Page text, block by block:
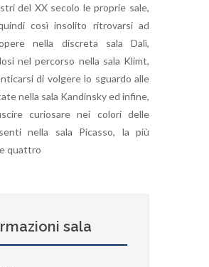
del XX secolo le proprie sale,
così insolito ritrovarsi ad
nella discreta sala Dalì,
nel percorso nella sala Klimt,
di volgere lo sguardo alle
nella sala Kandinsky ed infine,
curiosare nei colori delle
nella sala Picasso, la più
quattro
sala